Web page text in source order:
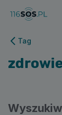
Tag
116sos.pl |